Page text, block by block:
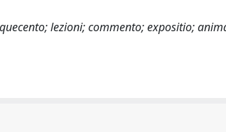
lezioni; commento; expositio;